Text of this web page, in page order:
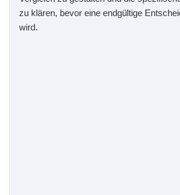
zu klären, bevor eine endgültige
wird.